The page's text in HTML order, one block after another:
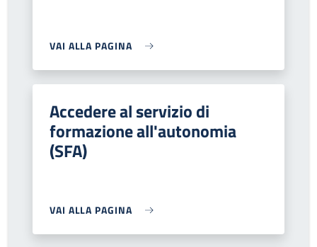
VAI ALLA PAGINA
Accedere al servizio di
formazione all'autonomia
(SFA)
VAI ALLA PAGINA